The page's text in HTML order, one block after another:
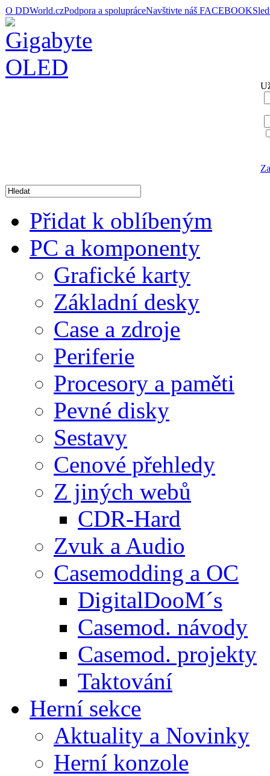
O DDWorld.czPodpora a spolupráceNavštivte náš FACEBOOK
Přidat k oblíbeným
PC a komponenty
Grafické karty
Základní desky
Case a zdroje
Periferie
Procesory a paměti
Pevné disky
Sestavy
Cenové přehledy
Z jiných webů
CDR-Hard
Zvuk a Audio
Casemodding a OC
DigitalDooM´s
Casemod. návody
Casemod. projekty
Taktování
Herní sekce
Aktuality a Novinky
Herní konzole